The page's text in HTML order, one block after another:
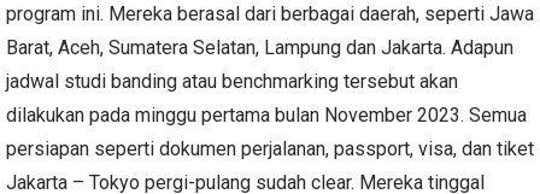
program ini. Mereka berasal dari berbagai daerah, seperti Jawa
Barat, Aceh, Sumatera Selatan, Lampung dan Jakarta. Adapun
jadwal studi banding atau benchmarking tersebut akan
dilakukan pada minggu pertama bulan November 2023. Semua
persiapan seperti dokumen perjalanan, passport, visa, dan tiket
Jakarta – Tokyo pergi-pulang sudah clear. Mereka tinggal